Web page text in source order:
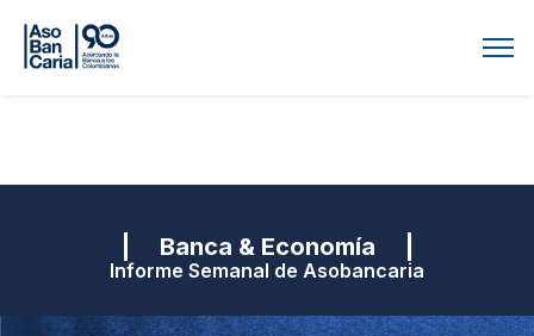
| Banca & Economía |
Informe Semanal de Asobancaria